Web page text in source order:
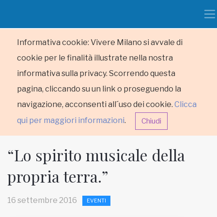
Informativa cookie: Vivere Milano si avvale di
cookie per le finalità illustrate nella nostra
informativa sulla privacy. Scorrendo questa
pagina, cliccando su un link o proseguendo la
navigazione, acconsenti all´uso dei cookie. Clicca
qui per maggiori informazioni. Chiudi
HOME
“Lo spirito musicale della
propria terra.”
16 settembre 2016 EVENTI